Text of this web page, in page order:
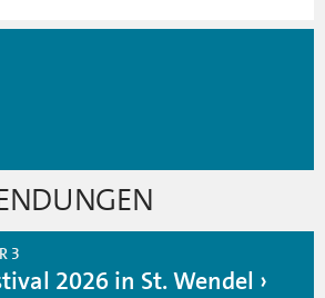
3
2026 in St. Wendel